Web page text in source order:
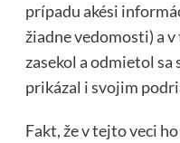
prípadu akési
žiadne vedomosti) a
zasekol a odmietol
prikázal i svojim
Fakt, že v tejto veci